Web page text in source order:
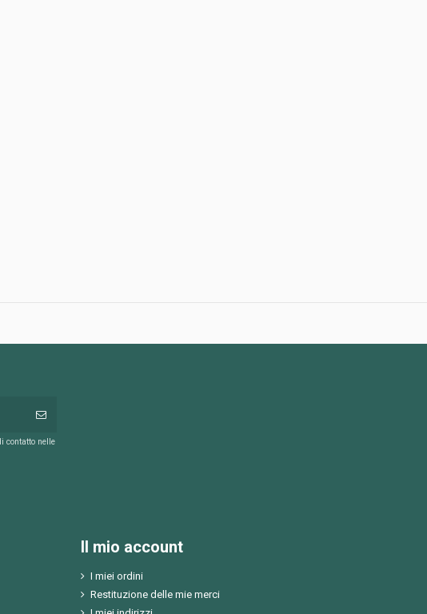
contatto nelle
Il mio account
I miei ordini
Restituzione delle mie merci